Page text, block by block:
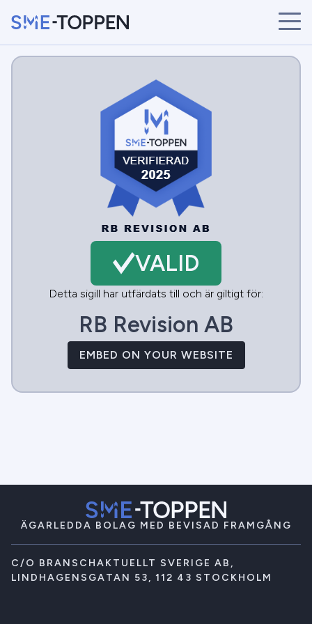
ÅRETS VINNARE
BRANSCHER
VALID
Detta sigill har utfärdats till och är giltigt för:
RB Revision AB
EMBED ON YOUR WEBSITE
ÄGARLEDDA BOLAG MED BEVISAD FRAMGÅNG
C/O BRANSCHAKTUELLT SVERIGE AB,
LINDHAGENSGATAN 53, 112 43 STOCKHOLM